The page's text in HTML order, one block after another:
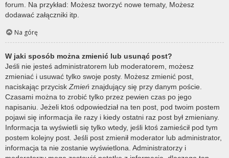
forum. Na przykład: Możesz tworzyć nowe tematy, Możesz
dodawać załączniki itp.
Na górę
W jaki sposób można zmienić lub usunąć post?
Jeśli nie jesteś administratorem lub moderatorem, możesz
zmieniać i usuwać tylko swoje posty. Możesz zmienić post,
naciskając przycisk Zmień znajdujący się przy danym poście.
Czasami można to zrobić tylko przez pewien czas po jego
napisaniu. Jeżeli ktoś odpowiedział na ten post, pod twoim postem
pojawi się informacja ile razy i kiedy ostatni raz post był zmieniany.
Informacja ta wyświetli się tylko wtedy, jeśli ktoś zamieścił pod tym
postem kolejny post. Jeśli post zmienił moderator lub administrator,
informacja ta nie zostanie wyświetlona. Administratorzy i